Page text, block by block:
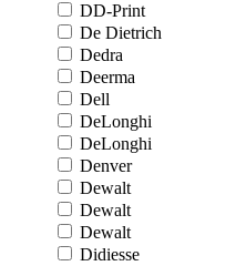
DD-Print
De Dietrich
Dedra
Deerma
Dell
DeLonghi
DeLonghi
Denver
Dewalt
Dewalt
Dewalt
Didiesse